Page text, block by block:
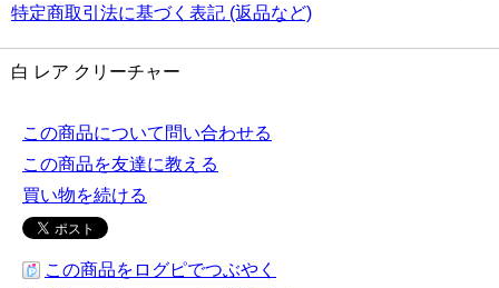
特定商取引法に基づく表記 (返品など)
白 レア クリーチャー
この商品について問い合わせる
この商品を友達に教える
買い物を続ける
この商品をログピでつぶやく